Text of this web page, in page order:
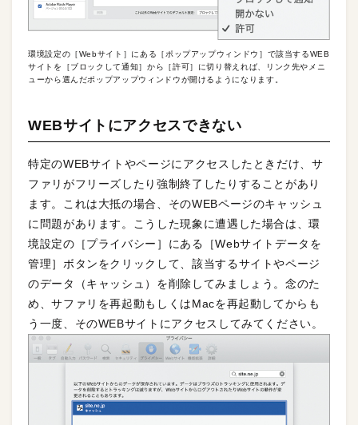
環境設定の［Webサイト］にある［ポップアップウィンドウ］で該当するWEB
サイトを［ブロックして通知］から［許可］に切り替えれば、リンク先やメニ
ューから選んだポップアップウィンドウが開けるようになります。
WEBサイトにアクセスできない
特定のWEBサイトやページにアクセスしたときだけ、サ
ファリがフリーズしたり強制終了したりすることがあり
ます。これは大抵の場合、そのWEBページのキャッシュ
に問題があります。こうした現象に遭遇した場合は、環
境設定の［プライバシー］にある［Webサイトデータを
管理］ボタンをクリックして、該当するサイトやページ
のデータ（キャッシュ）を削除してみましょう。念のた
め、サファリを再起動もしくはMacを再起動してからも
う一度、そのWEBサイトにアクセスしてみてください。